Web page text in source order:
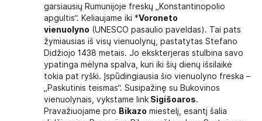
garsiausių Rumunijoje freskų „Konstantinopolio
apgultis“. Keliaujame iki *Voroneto
vienuolyno (UNESCO pasaulio paveldas). Tai pats
žymiausias iš visų vienuolynų, pastatytas Stefano
Didžiojo 1438 metais. Jo ekskterjeras stulbina savo
ypatinga mėlyna spalva, kuri iki šių dienų išsilaikė
tokia pat ryški. Įspūdingiausia šio vienuolyno freska –
„Paskutinis teismas“. Susipažinę su Bukovinos
vienuolynais, vykstame link Sigišoaros.
Pravažiuojame pro Bikazo miestelį, esantį šalia